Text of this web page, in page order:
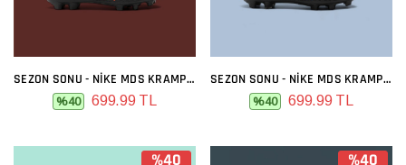
SEZON SONU - NIKE MDS KRAMPON SIYAH TURUNCU
%40 699.99 TL
SEZON SONU - NIKE MDS KRAMPON SIYAH MAVI
%40 699.99 TL
%40 %40